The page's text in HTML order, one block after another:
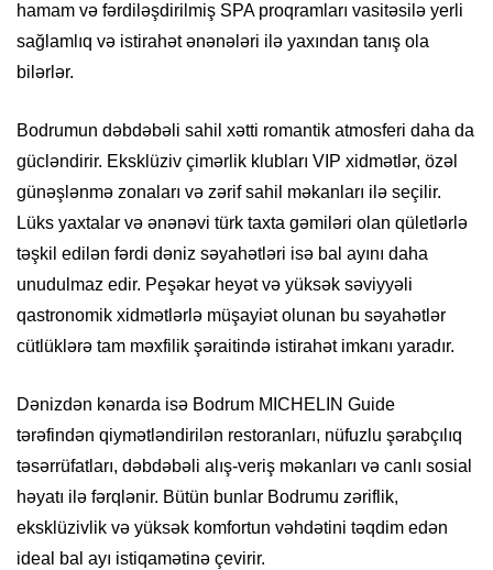
hamam və fərdiləşdirilmiş SPA proqramları vasitəsilə yerli
sağlamlıq və istirahət ənənələri ilə yaxından tanış ola
bilərlər.
Bodrumun dəbdəbəli sahil xətti romantik atmosferi daha da
gücləndirir. Eksklüziv çimərlik klubları VIP xidmətlər, özəl
günəşlənmə zonaları və zərif sahil məkanları ilə seçilir.
Lüks yaxtalar və ənənəvi türk taxta gəmiləri olan qületlərlə
təşkil edilən fərdi dəniz səyahətləri isə bal ayını daha
unudulmaz edir. Peşəkar heyət və yüksək səviyyəli
qastronomik xidmətlərlə müşayiət olunan bu səyahətlər
cütlüklərə tam məxfilik şəraitində istirahət imkanı yaradır.
Dənizdən kənarda isə Bodrum MICHELIN Guide
tərəfindən qiymətləndirilən restoranları, nüfuzlu şərabçılıq
təsərrüfatları, dəbdəbəli alış-veriş məkanları və canlı sosial
həyatı ilə fərqlənir. Bütün bunlar Bodrumu zəriflik,
eksklüzivlik və yüksək komfortun vəhdətini təqdim edən
ideal bal ayı istiqamətinə çevirir.